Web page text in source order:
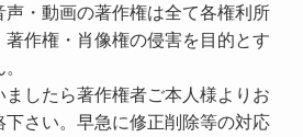
・動画の著作権は全て各権利所
作権・肖像権の侵害を目的とす
したら著作権者ご本人様よりお
さい。早急に修正削除等の対応